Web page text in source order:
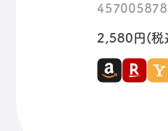
2,580円(税